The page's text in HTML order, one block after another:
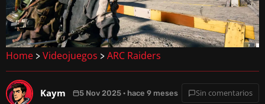
Home > Videojuegos > ARC Raiders
Kaym 5 Nov 2025 · hace 9 meses Sin comentarios